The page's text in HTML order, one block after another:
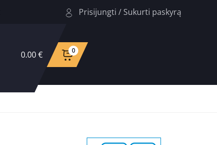
Prisijungti / Sukurti paskyrą
0.00 € 0